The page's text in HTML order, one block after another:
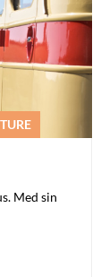
Med sin